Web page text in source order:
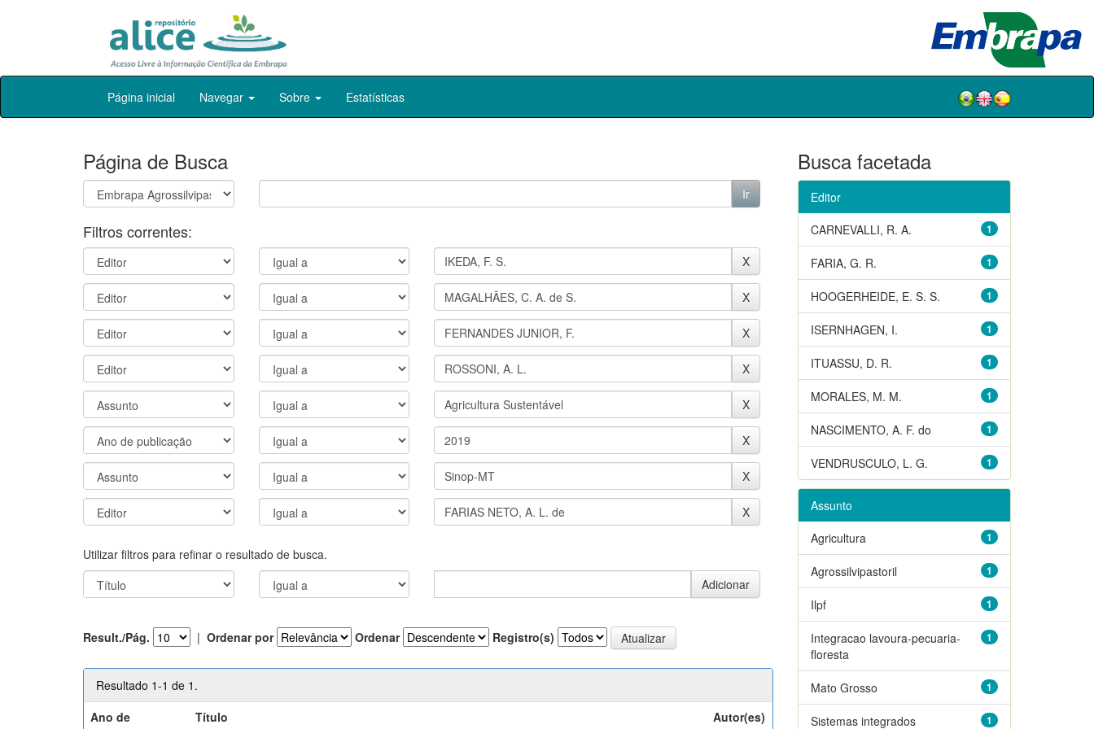
Skip
Página inicial Navegar Sobre Estatísticas
Página de Busca
Filtros correntes:
Utilizar filtros para refinar o resultado de busca.
Result./Pág. | Ordenar por Ordenar Registro(s)
Resultado 1-1 de 1.
Ano de
Título Autor(es)
Busca facetada
Editor
1
CARNEVALLI, R. A.
1
FARIA, G. R.
1
HOOGERHEIDE, E. S. S.
1
ISERNHAGEN, I.
1
ITUASSU, D. R.
1
MORALES, M. M.
1
NASCIMENTO, A. F. do
1
VENDRUSCULO, L. G.
Assunto
1
Agricultura
1
Agrossilvipastoril
1
Ilpf
1
Integracao lavoura-pecuaria-
floresta
1
Mato Grosso
1
Sistemas integrados